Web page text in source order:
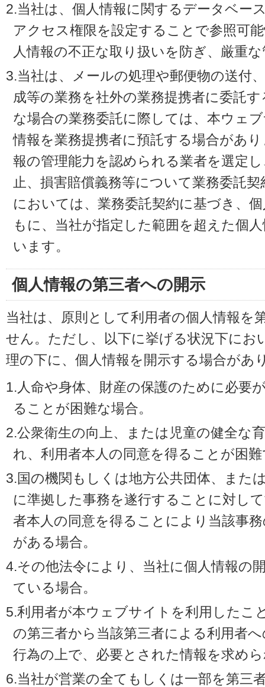
2.当社は、個人情報に関するデータベー
アクセス権限を設定することで参照可
人情報の不正な取り扱いを防ぎ、厳重
3.当社は、メールの処理や郵便物の送付
成等の業務を社外の業務提携者に委託
な場合の業務委託に際しては、本ウェ
情報を業務提携者に預託する場合があ
報の管理能力を認められる業者を選定
止、損害賠償義務等について業務委託
においては、業務委託契約に基づき、
もに、当社が指定した範囲を超えた個
います。
個人情報の第三者への開示
当社は、原則として利用者の個人情報を
せん。ただし、以下に挙げる状況下にお
理の下に、個人情報を開示する場合があ
1.人命や身体、財産の保護のために必要
ることが困難な場合。
2.公衆衛生の向上、または児童の健全な
れ、利用者本人の同意を得ることが困
3.国の機関もしくは地方公共団体、また
に準拠した事務を遂行することに対し
者本人の同意を得ることにより当該事
がある場合。
4.その他法令により、当社に個人情報の
ている場合。
5.利用者が本ウェブサイトを利用したこ
の第三者から当該第三者による利用者
行為の上で、必要とされた情報を求め
6.当社が営業の全てもしくは一部を第三